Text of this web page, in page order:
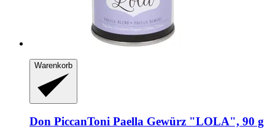
Warenkorb
Don PiccanToni Paella Gewürz "LOLA", 90 g